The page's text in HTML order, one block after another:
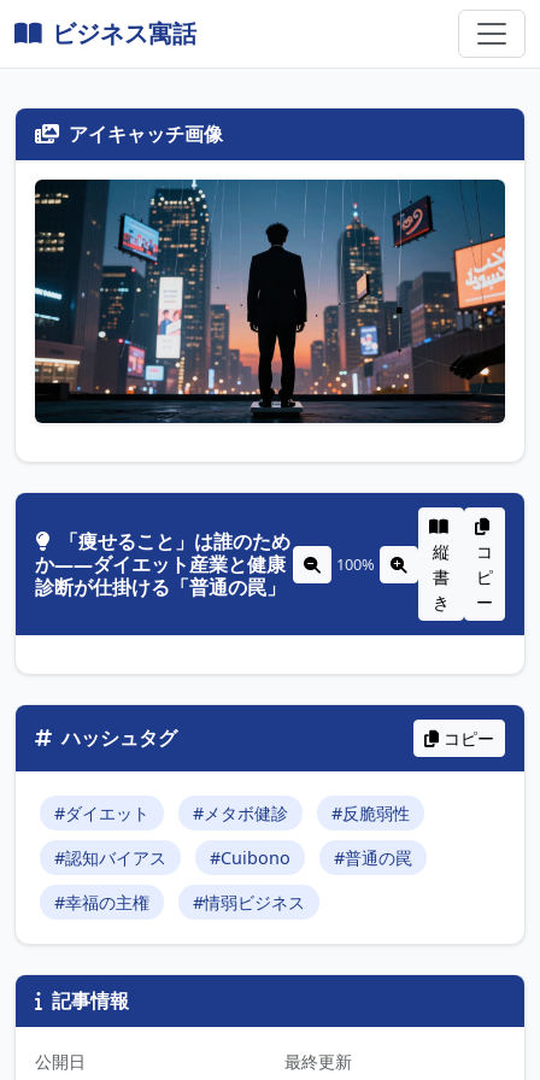
ビジネス寓話
アイキャッチ画像
「痩せること」は誰のため
か――ダイエット産業と健康
診断が仕掛ける「普通の罠」
100%
縦
書
き
コ
ピ
ー
ハッシュタグ コピー
#ダイエット #メタボ健診
#反脆弱性
#認知バイアス
#Cuibono
#普通の罠
#幸福の主権
#情弱ビジネス
記事情報
公開日 最終更新